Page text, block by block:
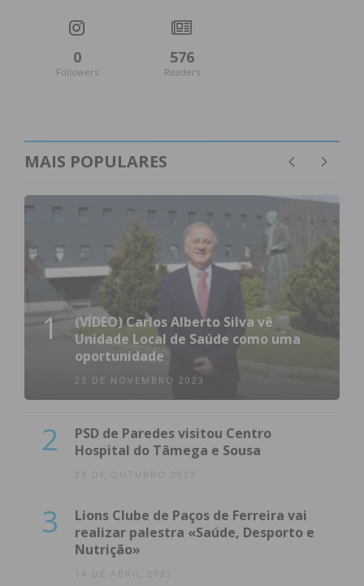
0
Followers
576
Readers
MAIS POPULARES
1
(VÍDEO) Carlos Alberto Silva vê
Unidade Local de Saúde como uma
oportunidade
23 DE NOVEMBRO 2023
2
PSD de Paredes visitou Centro
Hospital do Tâmega e Sousa
23 DE OUTUBRO 2023
3
Lions Clube de Paços de Ferreira vai
realizar palestra «Saúde, Desporto e
Nutrição»
14 DE ABRIL 2022